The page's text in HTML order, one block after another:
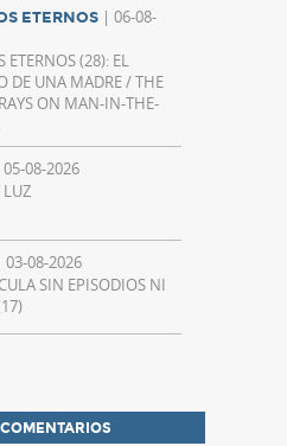
ETERNOS | 06-08-
ETERNOS (28): EL
DE UNA MADRE / THE
ON MAN-IN-THE-
08-2026
03-08-2026
SIN EPISODIOS NI